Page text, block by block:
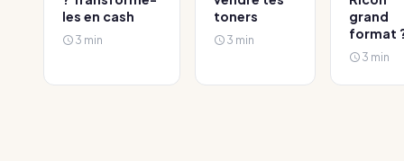
les en cash
3 min
toners
3 min
grand
format
3 min